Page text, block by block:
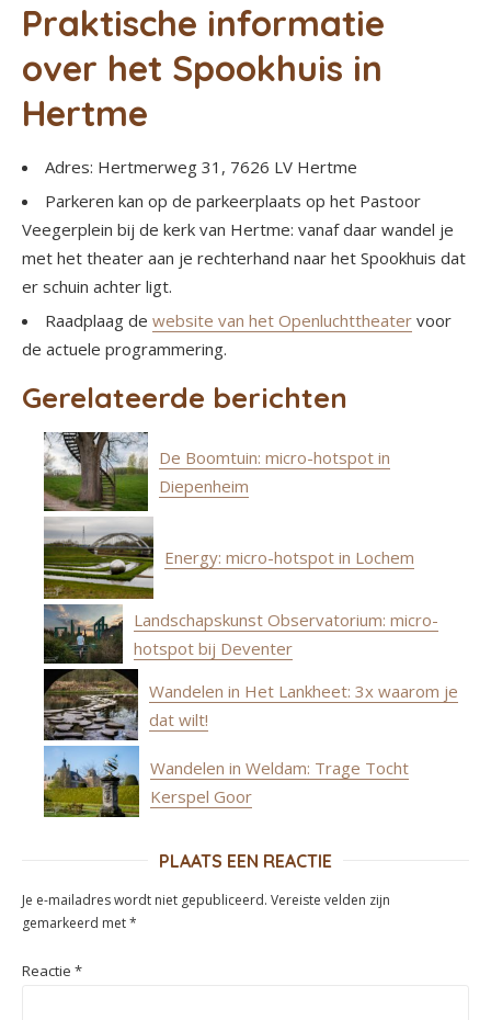
Praktische informatie
over het Spookhuis in
Hertme
Adres: Hertmerweg 31, 7626 LV Hertme
Parkeren kan op de parkeerplaats op het Pastoor
Veegerplein bij de kerk van Hertme: vanaf daar wandel je
met het theater aan je rechterhand naar het Spookhuis dat
er schuin achter ligt.
Raadplaag de website van het Openluchttheater voor
de actuele programmering.
Gerelateerde berichten
De Boomtuin: micro-hotspot in
Diepenheim
Energy: micro-hotspot in Lochem
Landschapskunst Observatorium: micro-
hotspot bij Deventer
Wandelen in Het Lankheet: 3x waarom je
dat wilt!
Wandelen in Weldam: Trage Tocht
Kerspel Goor
PLAATS EEN REACTIE
Je e-mailadres wordt niet gepubliceerd. Vereiste velden zijn
gemarkeerd met*
Reactie *